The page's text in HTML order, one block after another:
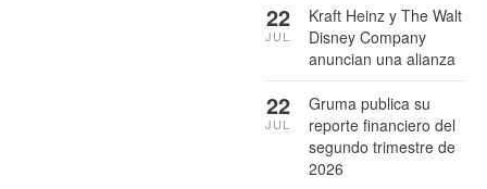
Kraft Heinz y The Walt
Disney Company
anuncian una alianza
22
JUL
Gruma publica su
reporte financiero del
segundo trimestre de
2026
22
JUL